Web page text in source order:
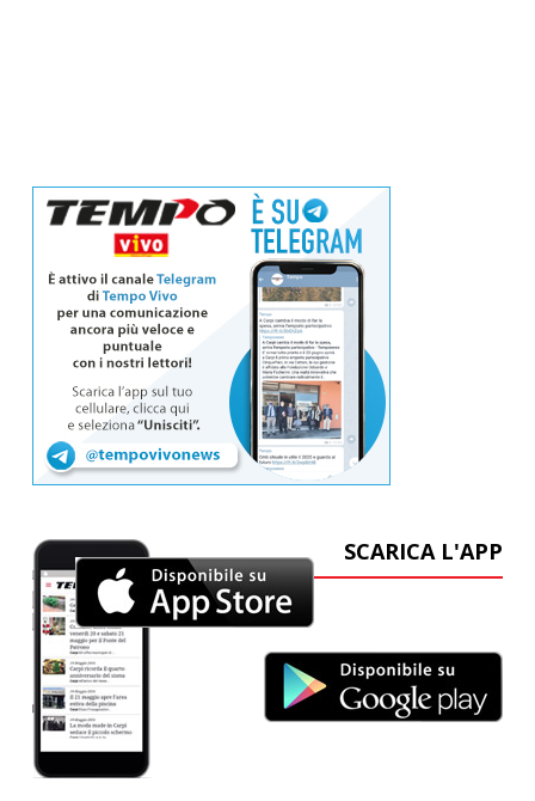
SCARICA L'APP